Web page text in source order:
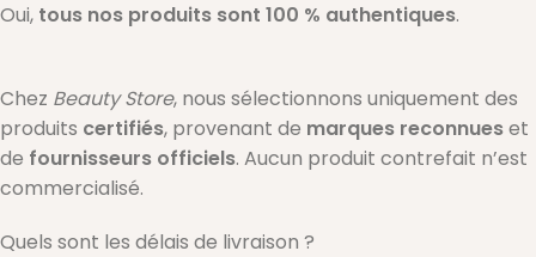
Oui, tous nos produits sont 100 % authentiques.
Chez Beauty Store, nous sélectionnons uniquement des
produits certifiés, provenant de marques reconnueset
de fournisseurs officiels. Aucun produit contrefait n’est
commercialisé.
Quels sont les délais de livraison ?